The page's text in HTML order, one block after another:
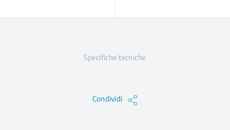
Specifiche tecniche
Condividi